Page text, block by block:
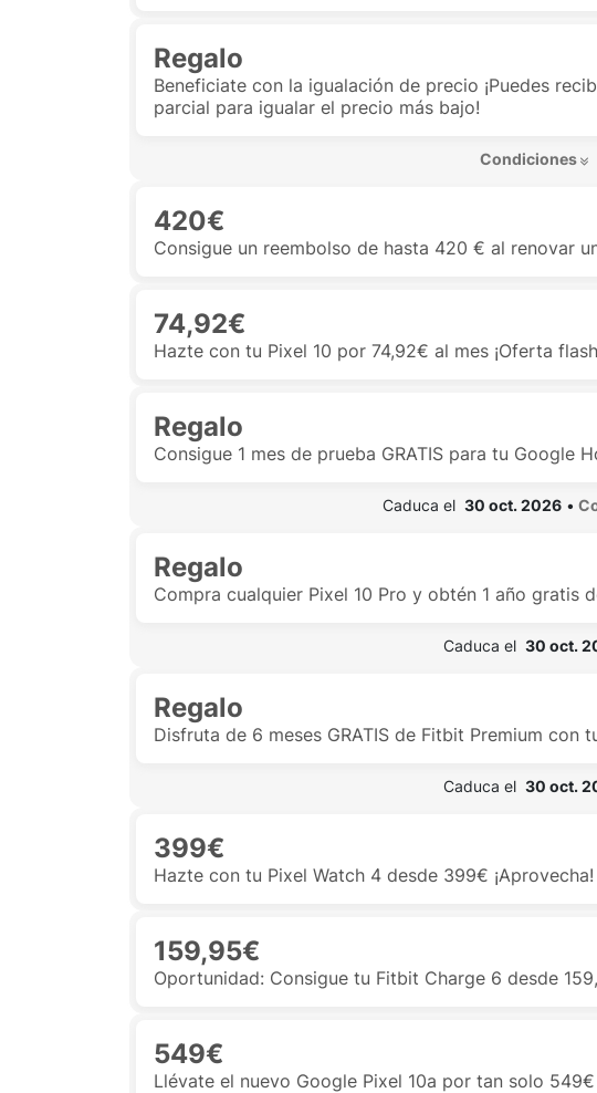
Regalo
Beneficiate con la igualación de precio ¡Puedes
parcial para igualar el precio más bajo!
Condiciones
420€
Consigue un reembolso de hasta 420 € al renovar
74,92€
Hazte con tu Pixel 10 por 74,92€ al mes ¡Oferta
Regalo
Consigue 1 mes de prueba GRATIS para tu Google
Caduca el 30 oct. 2026 •
Regalo
Compra cualquier Pixel 10 Pro y obtén 1 año gratis
Caduca el 30 oct.
Regalo
Disfruta de 6 meses GRATIS de Fitbit Premium con
Caduca el 30 oct.
399€
Hazte con tu Pixel Watch 4 desde 399€ ¡Aprovecha!
159,95€
Oportunidad: Consigue tu Fitbit Charge 6 desde
549€
Llévate el nuevo Google Pixel 10a por tan solo 549€